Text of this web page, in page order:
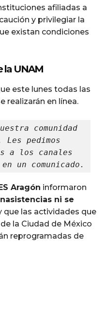
afiliadas a
y privilegiar la
existan condiciones
la UNAM
este lunes todas las
realizarán en línea.
comunidad
pedimos
a los canales
un comunicado.
Aragón informaron
ni se
que las actividades que
la Ciudad de México
reprogramadas de